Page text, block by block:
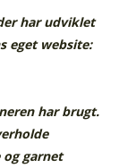
har udviklet
eget website:
har brugt.
garnet